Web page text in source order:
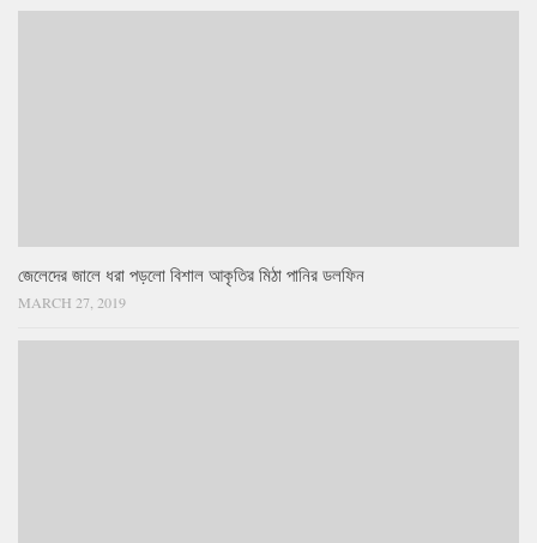
জেলেদের জালে ধরা পড়লো বিশাল আকৃতির মিঠা পানির ডলফিন
MARCH 27, 2019